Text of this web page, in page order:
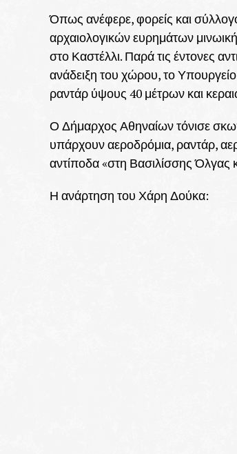
Όπως ανέφερε, φορείς και
αρχαιολογικών ευρημάτων
στο Καστέλλι. Παρά τις έντονες
ανάδειξη του χώρου, το
ραντάρ ύψους 40 μέτρων και
Ο Δήμαρχος Αθηναίων τόνισε
υπάρχουν αεροδρόμια, ραντάρ,
αντίποδα «στη Βασιλίσσης Όλγας
Η ανάρτηση του Χάρη Δούκα: